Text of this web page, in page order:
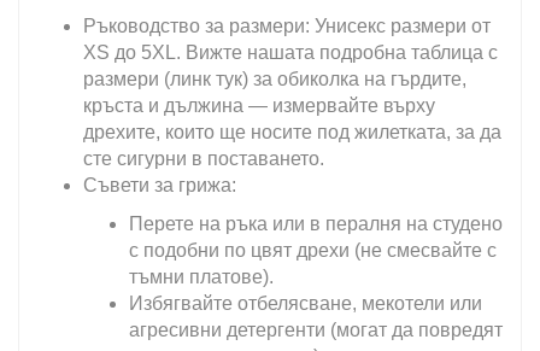
Ръководство за размери: Унисекс размери от
XS до 5XL. Вижте нашата подробна таблица с
размери (линк тук) за обиколка на гърдите,
кръста и дължина — измервайте върху
дрехите, които ще носите под жилетката, за да
сте сигурни в поставането.
Съвети за грижа:
Перете на ръка или в пералня на студено
с подобни по цвят дрехи (не смесвайте с
тъмни платове).
Избягвайте отбелясване, мекотели или
агресивни детергенти (могат да повредят